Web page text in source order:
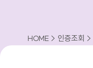
HOME > 인증조회 >